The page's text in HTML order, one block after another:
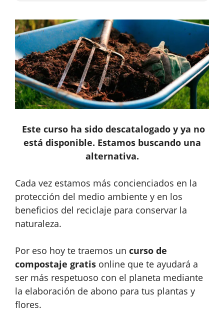
Este curso ha sido descatalogado y ya no
está disponible. Estamos buscando una
alternativa.
Cada vez estamos más concienciados en la
protección del medio ambiente y en los
beneficios del reciclaje para conservar la
naturaleza.
Por eso hoy te traemos un curso de
compostaje gratis online que te ayudará a
ser más respetuoso con el planeta mediante
la elaboración de abono para tus plantas y
flores.